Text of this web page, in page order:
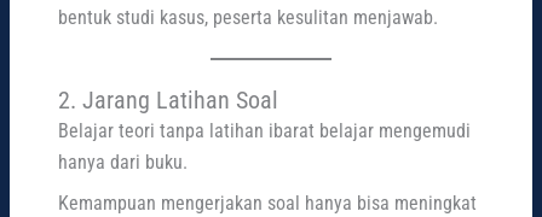
bentuk studi kasus, peserta kesulitan menjawab.
2. Jarang Latihan Soal
Belajar teori tanpa latihan ibarat belajar mengemudi
hanya dari buku.
Kemampuan mengerjakan soal hanya bisa meningkat